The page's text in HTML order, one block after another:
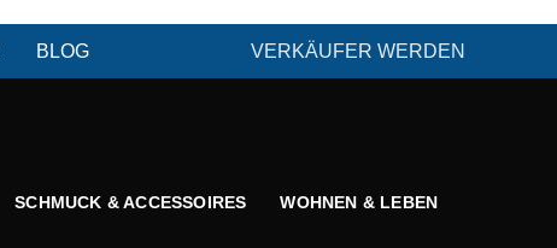
BLOG VERKÄUFER WERDEN
SCHMUCK & ACCESSOIRES WOHNEN & LEBEN